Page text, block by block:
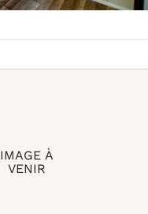
IMAGE À
VENIR